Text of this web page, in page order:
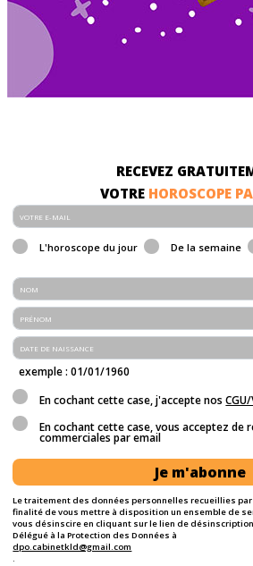
RECEVEZ
VOTRE HOROSCOPE
L'horoscope du jour De la semaine
exemple : 01/01/1960
En cochant cette case, j'accepte nos
En cochant cette case, vous acceptez de
commerciales par email
Je m'abonne
Le traitement des données personnelles recueillies par
finalité de vous mettre à disposition un ensemble de
vous désinscire en cliquant sur le lien de
Délégué à la Protection des Données à
dpo.cabinetkld@gmail.com
.